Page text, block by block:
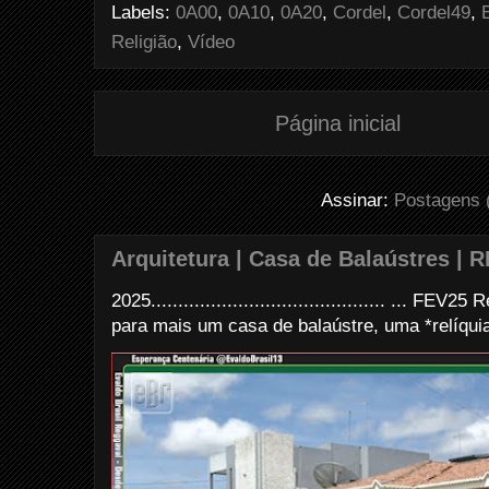
o
k
r
e
s
Labels: 0A00, 0A10, 0A20, Cordel, Cordel49,
Religião, Vídeo
Página inicial
Assinar:Postagens
Arquitetura | Casa de Balaústres |
2025........................................... ... FEV25
para mais um casa de balaústre, uma